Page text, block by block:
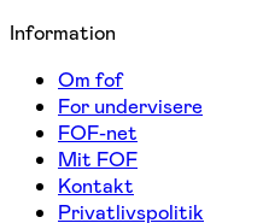
Information
Om fof
For undervisere
FOF-net
Mit FOF
Kontakt
Privatlivspolitik